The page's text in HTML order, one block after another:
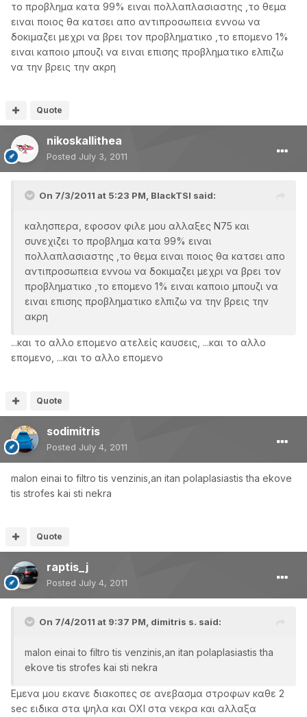
το προβλημα κατα 99% ειναι πολλαπλασιαστης ,το θεμα
ειναι ποιος θα κατσει απο αντιπροσωπεια εννοω να
δοκιμαζει μεχρι να βρει τον προβληματικο ,το επομενο 1%
ειναι καποιο μπουζι να ειναι επισης προβληματικο ελπιζω
να την βρεις την ακρη
Quote
nikoskallithea
Posted July 3, 2011
On 7/3/2011 at 5:23 PM, BlackTSI said:
καλησπερα, εφοσον φιλε μου αλλαξες Ν75 και
συνεχιζει το προβλημα κατα 99% ειναι
πολλαπλασιαστης ,το θεμα ειναι ποιος θα κατσει απο
αντιπροσωπεια εννοω να δοκιμαζει μεχρι να βρει τον
προβληματικο ,το επομενο 1% ειναι καποιο μπουζι να
ειναι επισης προβληματικο ελπιζω να την βρεις την
ακρη
...και το αλλο επομενο ατελείς καυσεις, ...και το αλλο
επομενο, ...και το αλλο επομενο
Quote
sodimitris
Posted July 4, 2011
malon einai to filtro tis venzinis,an itan polaplasiastis tha ekove
tis strofes kai sti nekra
Quote
raptis_j
Posted July 4, 2011
On 7/4/2011 at 9:37 PM, dimitris s. said:
malon einai to filtro tis venzinis,an itan polaplasiastis tha
ekove tis strofes kai sti nekra
Εμενα μου εκανε διακοπες σε ανεβασμα στροφων καθε 2
sec ειδικα στα ψηλα και ΟΧΙ στα νεκρα και αλλαξα